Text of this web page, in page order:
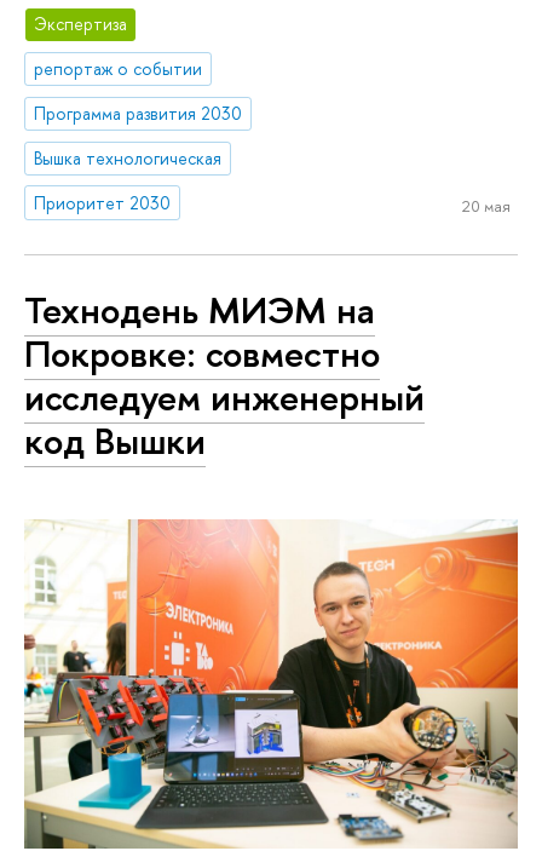
Экспертиза
репортаж о событии
Программа развития 2030
Вышка технологическая
Приоритет 2030
20 мая
Технодень МИЭМ на
Покровке: совместно
исследуем инженерный
код Вышки